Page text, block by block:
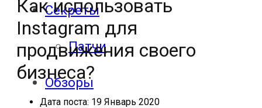
Секреты
Патчи
Обзоры
Как использовать
Instagram для
продвижения своего
бизнеса?
Дата поста: 19 Январь 2020